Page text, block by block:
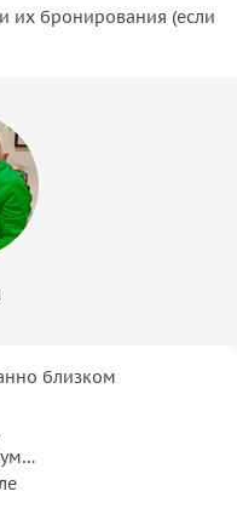
их бронирования (если
близком